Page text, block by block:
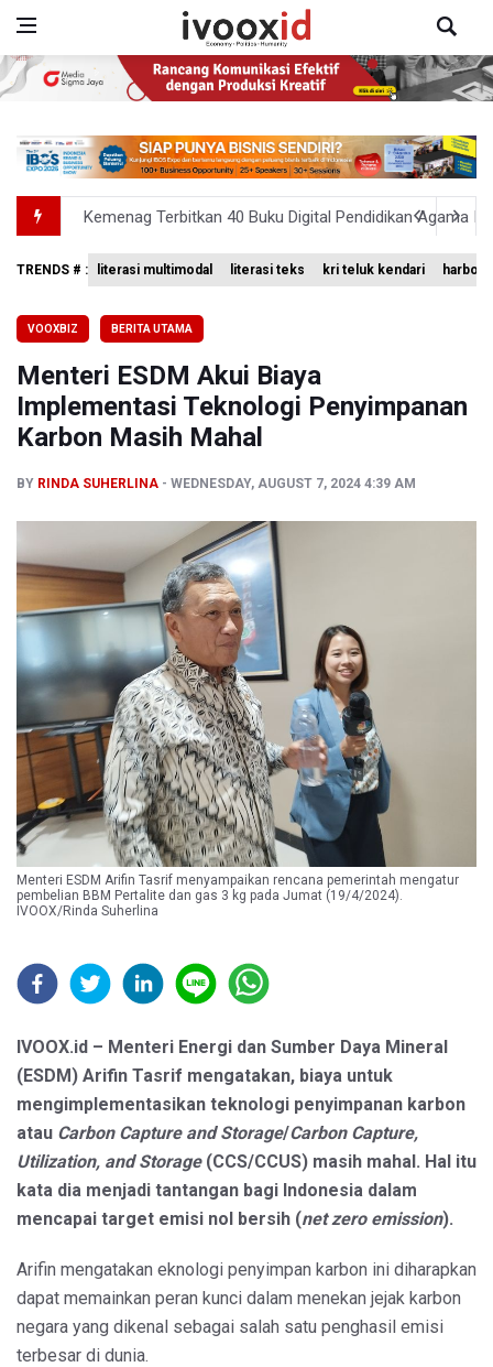
Kemenag Terbitkan 40 Buku Digital Pendidikan Agama
KKI Sebut Ada 10 Nakes Diduga Beri Komentar
Polisi Selidiki Temuan Senjata Api di Yayasan Sekolah
995 Senjata Api Ditemukan di Sekolah Swasta di
TRENDS # : literasi multimodal literasi teks kri teluk kendari
VOOXBIZ BERITA UTAMA
Menteri ESDM Akui Biaya
Implementasi Teknologi Penyimpanan
Karbon Masih Mahal
BY RINDA SUHERLINA WEDNESDAY, AUGUST 7, 2024 4:39 AM
Menteri ESDM Arifin Tasrif menyampaikan rencana pemerintah mengatur
pembelian BBM Pertalite dan gas 3 kg pada Jumat (19/4/2024).
IVOOX/Rinda Suherlina
IVOOX.id – Menteri Energi dan Sumber Daya Mineral
(ESDM) Arifin Tasrif mengatakan, biaya untuk
mengimplementasikan teknologi penyimpanan karbon
atau Carbon Capture and Storage/Carbon Capture,
Utilization, and Storage(CCS/CCUS) masih mahal. Hal itu
kata dia menjadi tantangan bagi Indonesia dalam
mencapai target emisi nol bersih (net zero emission).
Arifin mengatakan eknologi penyimpan karbon ini diharapkan
dapat memainkan peran kunci dalam menekan jejak karbon
negara yang dikenal sebagai salah satu penghasil emisi
terbesar di dunia.